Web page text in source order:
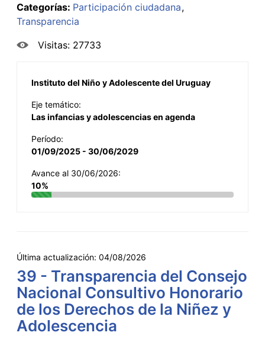
Categorías: Participación ciudadana
Transparencia
Visitas: 27733
Instituto del Niño y Adolescente del Uruguay
Eje temático:
Las infancias y adolescencias en agenda
Período:
01/09/2025 - 30/06/2029
Avance al 30/06/2026:
10%
Última actualización: 04/08/2026
39 - Transparencia del Consejo
Nacional Consultivo Honorario
de los Derechos de la Niñez y
Adolescencia